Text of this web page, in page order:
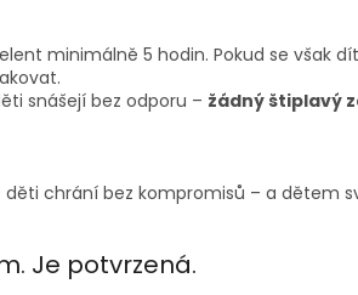
minimálně 5 hodin. Pokud se však
snášejí bez odporu – žádný štiplavý
děti chrání bez kompromisů – a dětem
Je potvrzená.